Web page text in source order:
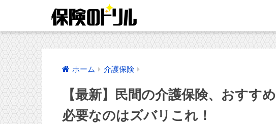
ホーム 介護保険
【最新】民間の介護保険、おすす
必要なのはズバリこれ！